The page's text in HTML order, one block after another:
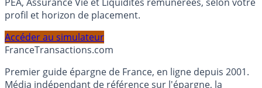
Calculez la répartition théorique de votre capital entre
profil et horizon de placement.
FranceTransactions.com